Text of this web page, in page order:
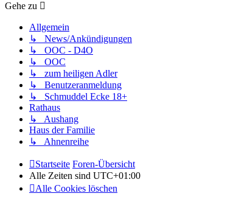
Gehe zu
Allgemein
↳ News/Ankündigungen
↳ OOC - D4O
↳ OOC
↳ zum heiligen Adler
↳ Benutzeranmeldung
↳ Schmuddel Ecke 18+
Rathaus
↳ Aushang
Haus der Familie
↳ Ahnenreihe
Startseite Foren-Übersicht
Alle Zeiten sind UTC+01:00
Alle Cookies löschen